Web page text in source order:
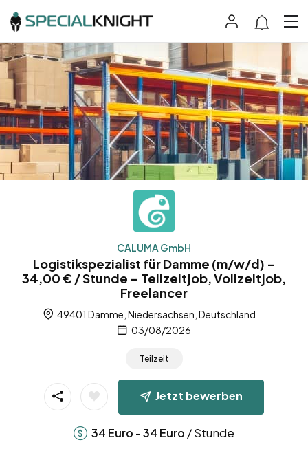
CALUMA GmbH
Logistikspezialist für Damme (m/w/d) –
34,00 € / Stunde – Teilzeitjob, Vollzeitjob,
Freelancer
49401 Damme, Niedersachsen, Deutschland
03/08/2026
Teilzeit
Jetzt bewerben
34 Euro -34 Euro / Stunde